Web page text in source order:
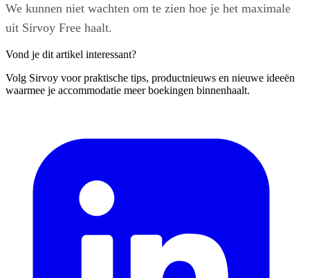
We kunnen niet wachten om te zien hoe je het maximale
uit Sirvoy Free haalt.
Vond je dit artikel interessant?
Volg Sirvoy voor praktische tips, productnieuws en nieuwe ideeën
waarmee je accommodatie meer boekingen binnenhaalt.